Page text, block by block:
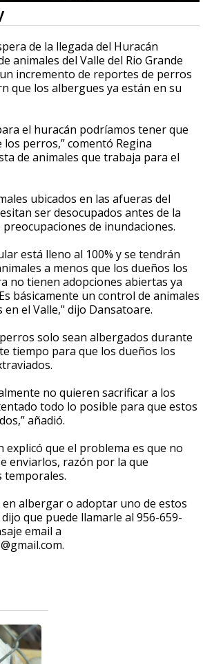
de la llegada del Huracán
animales del Valle del Rio Grande
incremento de reportes de perros
que los albergues ya están en su
el huracán podríamos tener que
los perros,” comentó Regina
de animales que trabaja para el
ubicados en las afueras del
ser desocupados antes de la
de inundaciones.
está lleno al 100% y se tendrán
a menos que los dueños los
no tienen adopciones abiertas ya
básicamente un control de animales
en el Valle," dijo Dansatoare.
solo sean albergados durante
tiempo para que los dueños los
no quieren sacrificar a los
todo lo posible para que estos
añadió.
explicó que el problema es que no
enviarlos, razón por la que
temporales.
albergar o adoptar uno de estos
que puede llamarle al 956-659-
email a